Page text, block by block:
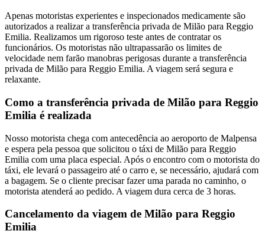
Apenas motoristas experientes e inspecionados medicamente são
autorizados a realizar a transferência privada de Milão para Reggio
Emilia. Realizamos um rigoroso teste antes de contratar os
funcionários. Os motoristas não ultrapassarão os limites de
velocidade nem farão manobras perigosas durante a transferência
privada de Milão para Reggio Emilia. A viagem será segura e
relaxante.
Como a transferência privada de Milão para Reggio
Emilia é realizada
Nosso motorista chega com antecedência ao aeroporto de Malpensa
e espera pela pessoa que solicitou o táxi de Milão para Reggio
Emilia com uma placa especial. Após o encontro com o motorista do
táxi, ele levará o passageiro até o carro e, se necessário, ajudará com
a bagagem. Se o cliente precisar fazer uma parada no caminho, o
motorista atenderá ao pedido. A viagem dura cerca de 3 horas.
Cancelamento da viagem de Milão para Reggio
Emilia